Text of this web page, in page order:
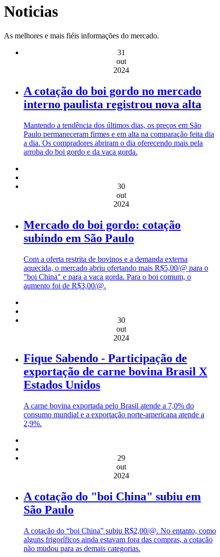
Noticias
As melhores e mais fiéis informações do mercado.
31
out
2024
A cotação do boi gordo no mercado
interno paulista registrou nova alta
Mantendo a tendência dos últimos dias, os preços em São
Paulo permaneceram firmes e em alta na comparação feita dia
a dia. Os compradores abriram o dia oferecendo mais pela
arroba do boi gordo e da vaca gorda.
30
out
2024
Mercado do boi gordo: cotação
subindo em São Paulo
Com a oferta restrita de bovinos e a demanda externa
aquecida, o mercado abriu ofertando mais R$5,00/@ para o
"boi China" e para a vaca gorda. Para o boi comum, o
aumento foi de R$3,00/@.
30
out
2024
Fique Sabendo - Participação de
exportação de carne bovina Brasil X
Estados Unidos
A carne bovina exportada pelo Brasil atende a 7,0% do
consumo mundial e a exportação norte-americana atende a
2,9%.
29
out
2024
A cotação do "boi China" subiu em
São Paulo
A cotação do “boi China” subiu R$2,00/@. No entanto, como
alguns frigoríficos ainda estavam fora das compras, a cotação
não mudou para as demais categorias.